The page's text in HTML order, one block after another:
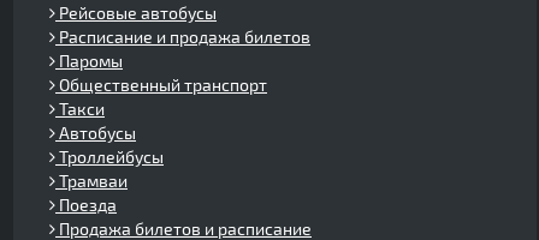
Рейсовые автобусы
Расписание и продажа билетов
Паромы
Общественный транспорт
Такси
Автобусы
Троллейбусы
Трамваи
Поезда
Продажа билетов и расписание